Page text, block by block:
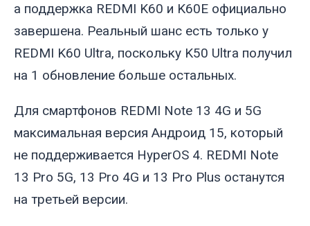
а поддержка REDMI K60 и K60E официально
завершена. Реальный шанс есть только у
REDMI K60 Ultra, поскольку K50 Ultra получил
на 1 обновление больше остальных.
Для смартфонов REDMI Note 13 4G и 5G
максимальная версия Андроид 15, который
не поддерживается HyperOS 4. REDMI Note
13 Pro 5G, 13 Pro 4G и 13 Pro Plus останутся
на третьей версии.